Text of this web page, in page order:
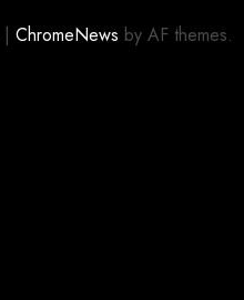
| ChromeNews by AF themes.